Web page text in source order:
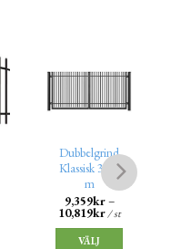
Dubbelgrind
Klassisk 3,00
m
9,359kr–
10,819kr/ st
VÄLJ